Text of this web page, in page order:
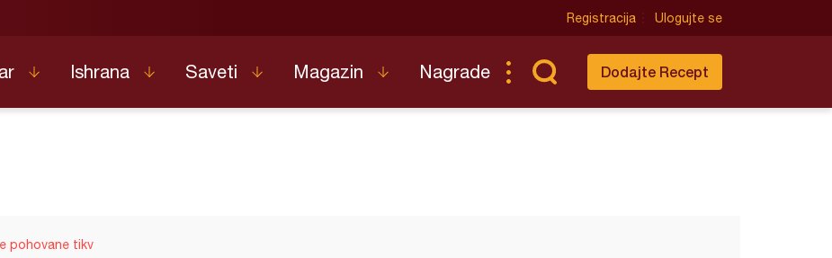
Registracija Ulogujte se
Ishrana Saveti Magazin Nagrade Dodajte Recept
pohovane tikv